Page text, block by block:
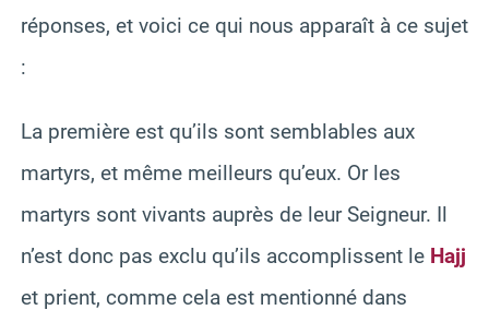
réponses, et voici ce qui nous apparaît à ce sujet
:
La première est qu’ils sont semblables aux
martyrs, et même meilleurs qu’eux. Or les
martyrs sont vivants auprès de leur Seigneur. Il
n’est donc pas exclu qu’ils accomplissent le Hajj
et prient, comme cela est mentionné dans